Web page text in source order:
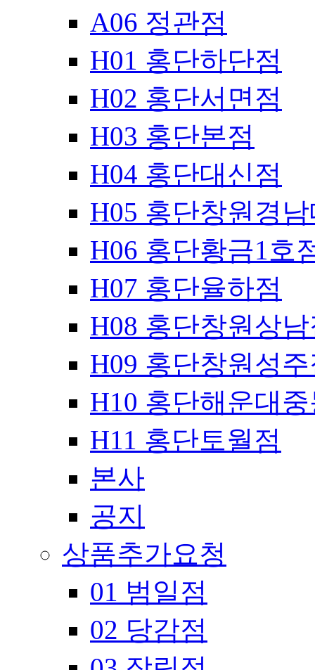
A06 정관점
H01 홍단하단점
H02 홍단서면점
H03 홍단본점
H04 홍단대신점
H05 홍단창원경
H06 홍단황금1호
H07 홍단율하점
H08 홍단창원상
H09 홍단창원성
H10 홍단해운대
H11 홍단토월점
본사
공지
상품추가요청
01 범일점
02 당감점